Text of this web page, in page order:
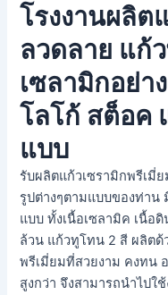
โรงงานผลิต
ลวดลาย แก้
เซลามิกอย่า
โลโก้ สต็อค
แบบ
รับผลิตแก้วเซรามิกพรีเมี่
รูปต่างๆตามแบบของท่าน
แบบ ทั้งเนื้อเซลามิค เนื้อ
ล้วน แก้วทูโทน 2 สี ผลิต
พรีเมี่ยมที่สวยงาม คงทน
สูงกว่า จึงสามารถนำไปใ